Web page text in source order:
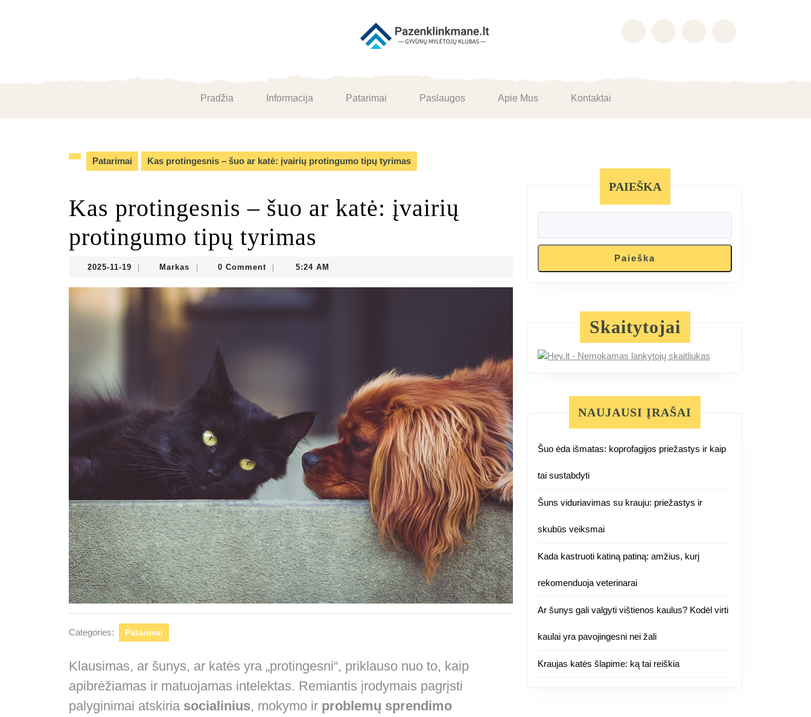
Pradžia Informacija Patarimai Paslaugos Apie Mus Kontaktai
Patarimai Kas protingesnis – šuo ar katė: įvairių protingumo tipų tyrimas
Kas protingesnis – šuo ar katė: įvairių
protingumo tipų tyrimas
2025-11-19 2025-
19
Markas Markas0 Comment 5:24 AM
Categories: Patarimai
Klausimas, ar šunys, ar katės yra „protingesni“, priklauso nuo to, kaip
apibrėžiamas ir matuojamas intelektas. Remiantis įrodymais pagrįsti
palyginimai atskiria socialinius, mokymo ir problemų sprendimo
PAIEŠKA
Paieška
Skaitytojai
NAUJAUSI ĮRAŠAI
Šuo ėda išmatas: koprofagijos priežastys ir kaip
tai sustabdyti
Šuns viduriavimas su krauju: priežastys ir
skubūs veiksmai
Kada kastruoti katiną patiną: amžius, kurį
rekomenduoja veterinarai
Ar šunys gali valgyti vištienos kaulus? Kodėl virti
kaulai yra pavojingesni nei žali
Kraujas katės šlapime: ką tai reiškia